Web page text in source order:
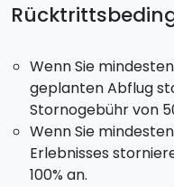
Wenn Sie
geplanten Abflug
Stornogebühr von
Wenn Sie
Erlebnisses
100% an.